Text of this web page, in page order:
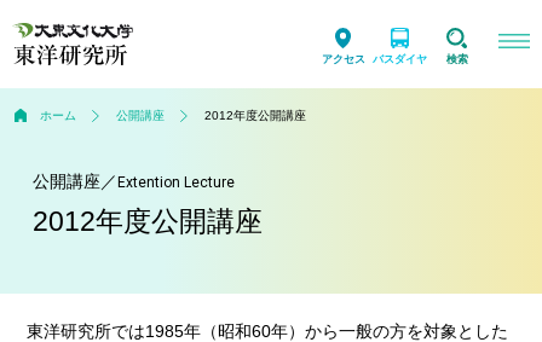
アクセス バスダイヤ 検索
ホーム 公開講座 2012年度公開講座
公開講座 ／ Extention Lecture
2012年度公開講座
東洋研究所では1985年（昭和60年）から一般の方を対象とした